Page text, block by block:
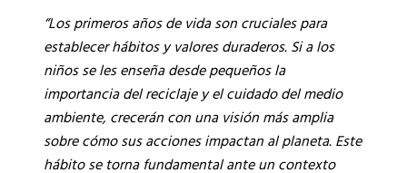
“Los primeros años de vida son cruciales para
establecer hábitos y valores duraderos. Si a los
niños se les enseña desde pequeños la
importancia del reciclaje y el cuidado del medio
ambiente, crecerán con una visión más amplia
sobre cómo sus acciones impactan al planeta. Este
hábito se torna fundamental ante un contexto